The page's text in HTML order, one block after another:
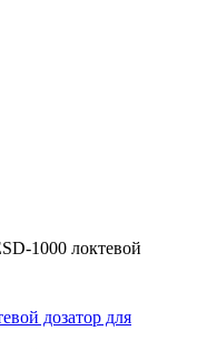
1000 локтевой